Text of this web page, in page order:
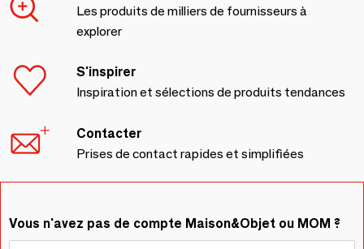
Les produits de milliers de fournisseurs à
explorer
S'inspirer
Inspiration et sélections de produits tendances
Contacter
Prises de contact rapides et simplifiées
Vous n'avez pas de compte Maison&Objet ou MOM ?